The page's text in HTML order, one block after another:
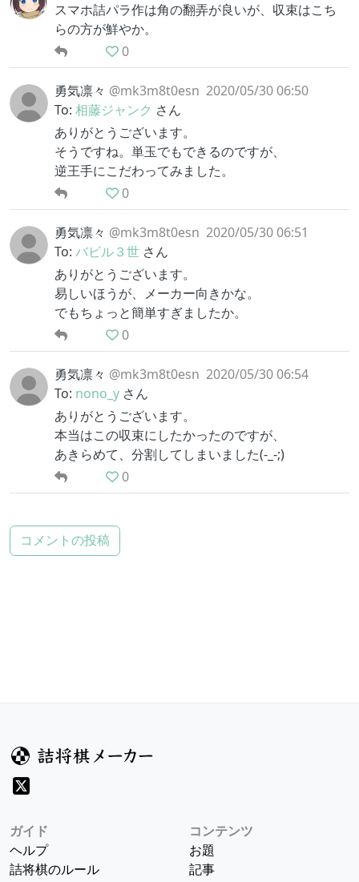
スマホ詰パラ作は角の翻弄が良いが、収束はこち
らの方が鮮やか。
0
勇気凛々 @mk3m8t0esn 2020/05/30 06:50
To: 相藤ジャンク さん
ありがとうございます。
そうですね。単玉でもできるのですが、
逆王手にこだわってみました。
0
勇気凛々 @mk3m8t0esn 2020/05/30 06:51
To: バビル３世 さん
ありがとうございます。
易しいほうが、メーカー向きかな。
でもちょっと簡単すぎましたか。
0
勇気凛々 @mk3m8t0esn 2020/05/30 06:54
To: nono_y さん
ありがとうございます。
本当はこの収束にしたかったのですが、
あきらめて、分割してしまいました(-_-;)
0
コメントの投稿
ガイド
ヘルプ
詰将棋のルール
コンテンツ
お題
記事